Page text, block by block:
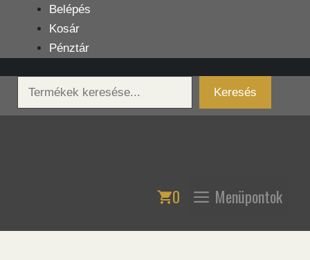
tartalomba
Belépés
Kosár
Pénztár
Keresés
Keresés
0 Menüpontok